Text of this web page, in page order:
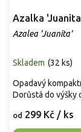
Azalka
Azalea 'Juanita'
Skladem (32 ks)
od 299 Kč / ks
Opadavý
Dorůstá do výšky